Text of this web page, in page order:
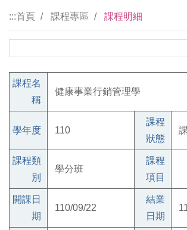
:::首頁 課程專區 課程明細
課程名
稱
健康事業行銷管理學
學年度 110
課程
狀態
課程類
別
學分班
課程
項目
開課日
期
110/09/22
結業
日期